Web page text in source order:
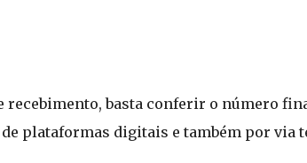
recebimento, basta conferir o número
plataformas digitais e também por via